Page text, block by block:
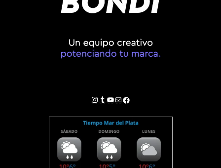
Instagram
Tumblr
YouTube
Correo electrónico
Facebook